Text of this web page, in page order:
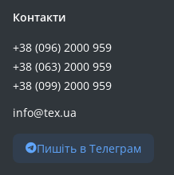
Контакти
+38 (096) 2000 959
+38 (063) 2000 959
+38 (099) 2000 959
info@tex.ua
Пишіть в Телеграм